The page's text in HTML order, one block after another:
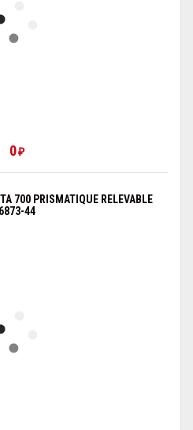
0₽
PRISMATIQUE RELEVABLE
6873-44